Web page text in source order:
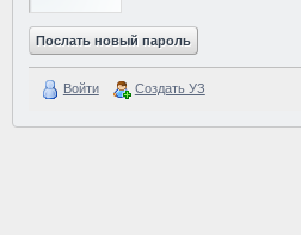
Войти Создать УЗ